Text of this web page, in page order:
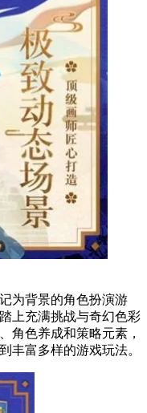
为背景的角色扮演游
上充满挑战与奇幻色彩
角色养成和策略元素，
丰富多样的游戏玩法。